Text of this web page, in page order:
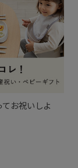
お祝いしよ